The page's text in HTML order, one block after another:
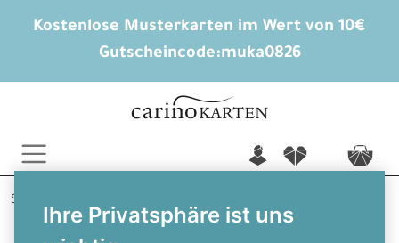
Kostenlose Musterkarten im Wert von 10€
Gutscheincode:muka0826
Ihre Privatsphäre ist uns
n f c
Startseite
Carrie und Aiden